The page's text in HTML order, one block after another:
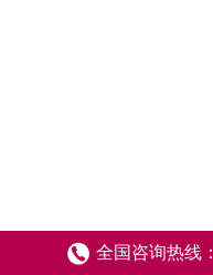
全国咨询热线：